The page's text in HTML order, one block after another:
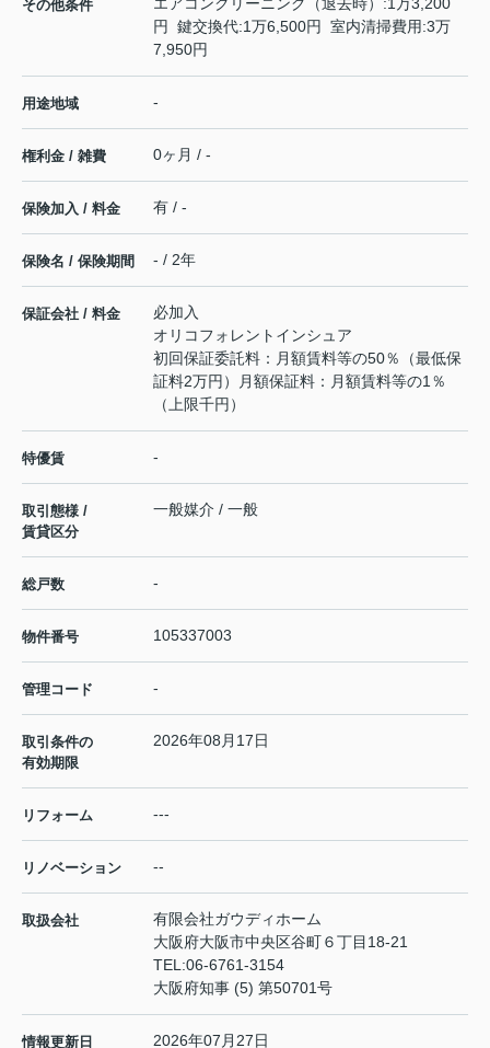
その他条件
円 鍵交換代:1万6,500円 室内清掃費用:3万
7,950円
用途地域 -
権利金 / 雑費 0ヶ月 / -
保険加入 / 料金 有 / -
保険名 / 保険期間 - / 2年
保証会社 / 料金
必加入
オリコフォレントインシュア
初回保証委託料：月額賃料等の50％（最低保
証料2万円）月額保証料：月額賃料等の1％
（上限千円）
特優賃 -
取引態様 /
賃貸区分
一般媒介 / 一般
総戸数 -
物件番号 105337003
管理コード -
取引条件の
有効期限
2026年08月17日
リフォーム ---
リノベーション --
取扱会社
有限会社ガウディホーム
大阪府大阪市中央区谷町６丁目18-21
TEL:06-6761-3154
大阪府知事 (5) 第50701号
情報更新日 2026年07月27日